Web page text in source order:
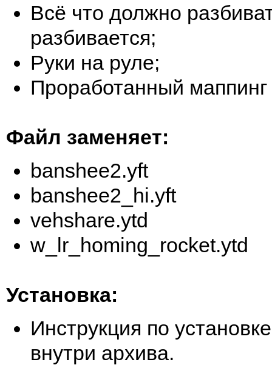
Всё что должно
разбивается;
Руки на руле;
Проработанный маппинг
Файл заменяет:
banshee2.yft
banshee2_hi.yft
vehshare.ytd
w_lr_homing_rocket.ytd
Установка:
Инструкция по
внутри архива.